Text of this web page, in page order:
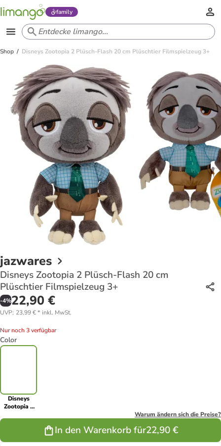
family
Shop Disneys Zootopia 2 Plüsch-Flash 20 cm Plüschtier Filmspielzeug 3+
jazwares
Disneys Zootopia 2 Plüsch-Flash 20 cm
Plüschtier Filmspielzeug 3+
-4%22,90 €
UVP: 23,99 €* inkl. MwSt.
Nur noch 3 verfügbar
Color
Disneys
Zootopia 2
Filmspielzeug
Warum ändern sich die Preise?
In den Warenkorb für22,90 €